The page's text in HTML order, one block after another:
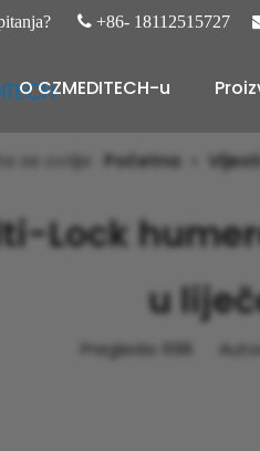
 +86- 18112515727
O CZMEDITECH-u
se ovdje: Početna Vijesti
Lock
u
Pregleda: 698 Autor: